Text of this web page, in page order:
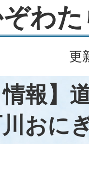
わ
更
情報】
おに